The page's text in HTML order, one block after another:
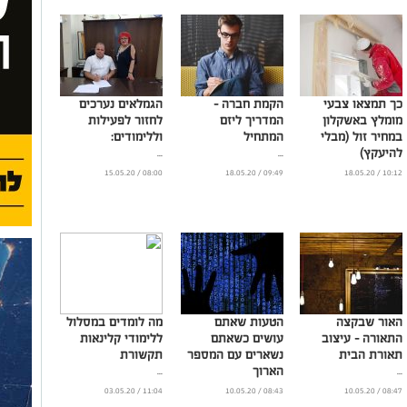
כך תמצאו צבעי
מומלץ באשקלון
במחיר זול (מבלי
להיעקץ)
...
10:12 / 18.05.20
הקמת חברה –
המדריך ליזם
המתחיל
...
09:49 / 18.05.20
הגמלאים נערכים
לחזור לפעילות
וללימודים:
...
08:00 / 15.05.20
האור שבקצה
התאורה – עיצוב
תאורת הבית
...
08:47 / 10.05.20
הטעות שאתם
עושים כשאתם
נשארים עם המספר
הארוך
...
08:43 / 10.05.20
מה לומדים במסלול
ללימודי קלינאות
תקשורת
...
11:04 / 03.05.20